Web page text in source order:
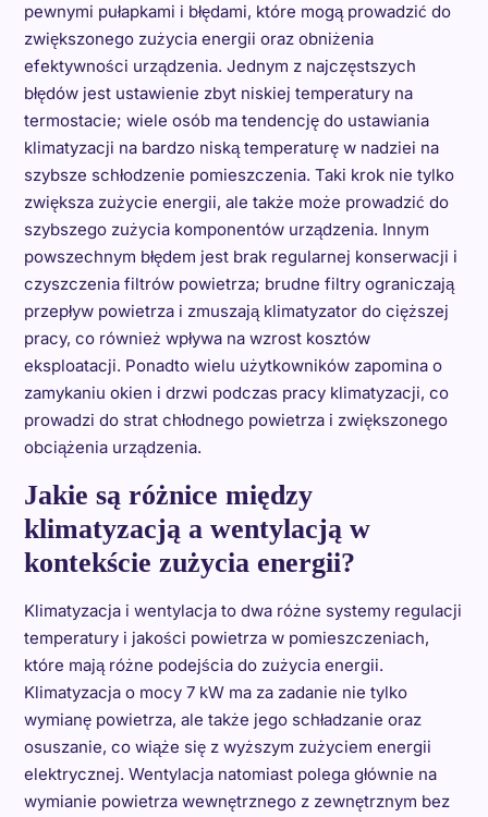
pewnymi pułapkami i błędami, które mogą prowadzić do
zwiększonego zużycia energii oraz obniżenia
efektywności urządzenia. Jednym z najczęstszych
błędów jest ustawienie zbyt niskiej temperatury na
termostacie; wiele osób ma tendencję do ustawiania
klimatyzacji na bardzo niską temperaturę w nadziei na
szybsze schłodzenie pomieszczenia. Taki krok nie tylko
zwiększa zużycie energii, ale także może prowadzić do
szybszego zużycia komponentów urządzenia. Innym
powszechnym błędem jest brak regularnej konserwacji i
czyszczenia filtrów powietrza; brudne filtry ograniczają
przepływ powietrza i zmuszają klimatyzator do cięższej
pracy, co również wpływa na wzrost kosztów
eksploatacji. Ponadto wielu użytkowników zapomina o
zamykaniu okien i drzwi podczas pracy klimatyzacji, co
prowadzi do strat chłodnego powietrza i zwiększonego
obciążenia urządzenia.
Jakie są różnice między
klimatyzacją a wentylacją w
kontekście zużycia energii?
Klimatyzacja i wentylacja to dwa różne systemy regulacji
temperatury i jakości powietrza w pomieszczeniach,
które mają różne podejścia do zużycia energii.
Klimatyzacja o mocy 7 kW ma za zadanie nie tylko
wymianę powietrza, ale także jego schładzanie oraz
osuszanie, co wiąże się z wyższym zużyciem energii
elektrycznej. Wentylacja natomiast polega głównie na
wymianie powietrza wewnętrznego z zewnętrznym bez